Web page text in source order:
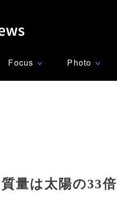
Focus ∨ Photo ∨
量は太陽の33倍